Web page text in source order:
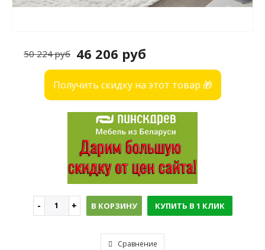
46 206 руб
50 224 руб
Получить скидку на этот товар 🎁
В КОРЗИНУ КУПИТЬ В 1 КЛИК
Сравнение